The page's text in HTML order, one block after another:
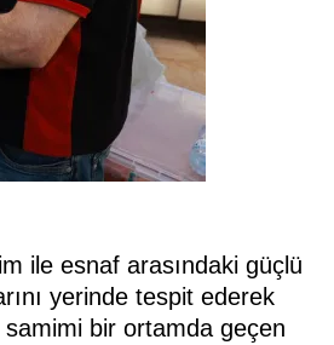
ile esnaf arasındaki güçlü
yerinde tespit ederek
samimi bir ortamda geçen